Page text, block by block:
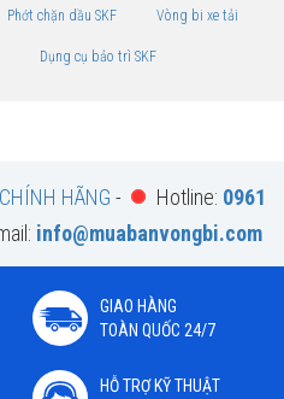
Phớt chặn dầu SKF Vòng bi xe tải
Dụng cụ bảo trì SKF
HÃNG - Hotline: 0961
info@muabanvongbi.com
GIAO HÀNG
TOÀN QUỐC 24/7
HỖ TRỢ KỸ THUẬT